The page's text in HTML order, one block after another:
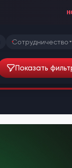
Сотрудничество
Показать